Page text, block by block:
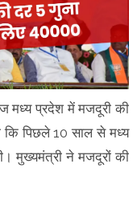
मध्य प्रदेश में मजदूरी की
कि पिछले 10 साल से मध्य
मुख्यमंत्री ने मजदूरों की